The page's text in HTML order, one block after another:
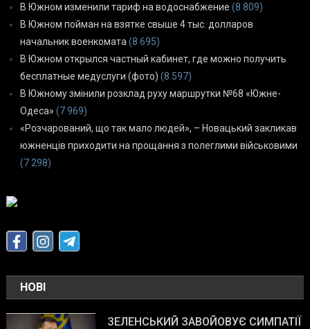
В Южном изменили тариф на водоснабжение (8 809)
В Южном пойман на взятке свыше 4 тыс. долларов
начальник военкомата (8 695)
В Южном открылся частный кабинет, где можно получить
бесплатные медуслуги (фото) (8 597)
В Южному змінили розклад руху маршрутки №68 «Южне-
Одеса» (7 969)
«Розчарований, що так мало людей», – Новацький закликав
южненців приходити на прощання з полеглими військовими
(7 298)
НОВІ
ЗЕЛЕНСЬКИЙ ЗАВОЙОВУЄ СИМПАТІЇ